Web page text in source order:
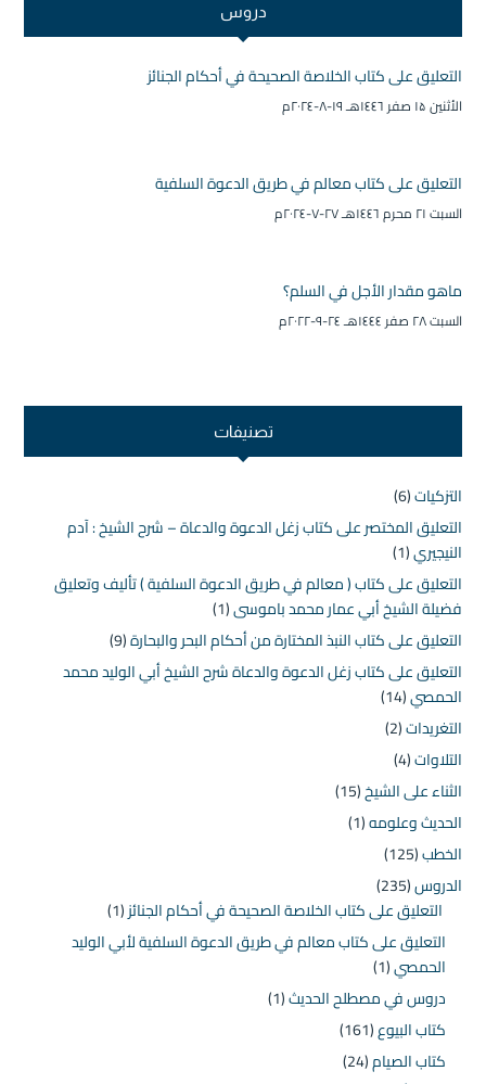
دروس
التعليق على كتاب الخلاصة الصحيحة في أحكام الجنائز
الأثنين ۱۵ صفر ۱٤٤٦هـ ۱۹-۸-۲۰۲٤م
التعليق على كتاب معالم في طريق الدعوة السلفية
السبت ۲۱ محرم ۱٤٤٦هـ ۲۷-۷-۲۰۲٤م
ماهو مقدار الأجل في السلم؟
السبت ۲۸ صفر ۱٤٤٤هـ ۲٤-۹-۲۰۲۲م
تصنيفات
التزكيات(6)
التعليق المختصر على كتاب زغل الدعوة والدعاة – شرح الشيخ : آدم
النيجيري(1)
التعليق على كتاب ( معالم في طريق الدعوة السلفية ) تأليف وتعليق
فضيلة الشيخ أبي عمار محمد باموسى(1)
التعليق على كتاب النبذ المختارة من أحكام البحر والبحارة(9)
التعليق على كتاب زغل الدعوة والدعاة شرح الشيخ أبي الوليد محمد
الحمصي(14)
التغريدات(2)
التلاوات(4)
الثناء على الشيخ(15)
الحديث وعلومه(1)
الخطب(125)
الدروس(235)
التعليق على كتاب الخلاصة الصحيحة في أحكام الجنائز(1)
التعليق على كتاب معالم في طريق الدعوة السلفية لأبي الوليد
الحمصي(1)
دروس في مصطلح الحديث(1)
كتاب البيوع(161)
كتاب الصيام(24)